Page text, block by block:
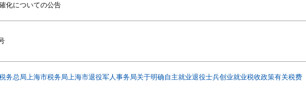
化についての公告
务总局上海市税务局上海市退役军人事务局关于明确自主就业退役士兵创业就业税收政策有关税费